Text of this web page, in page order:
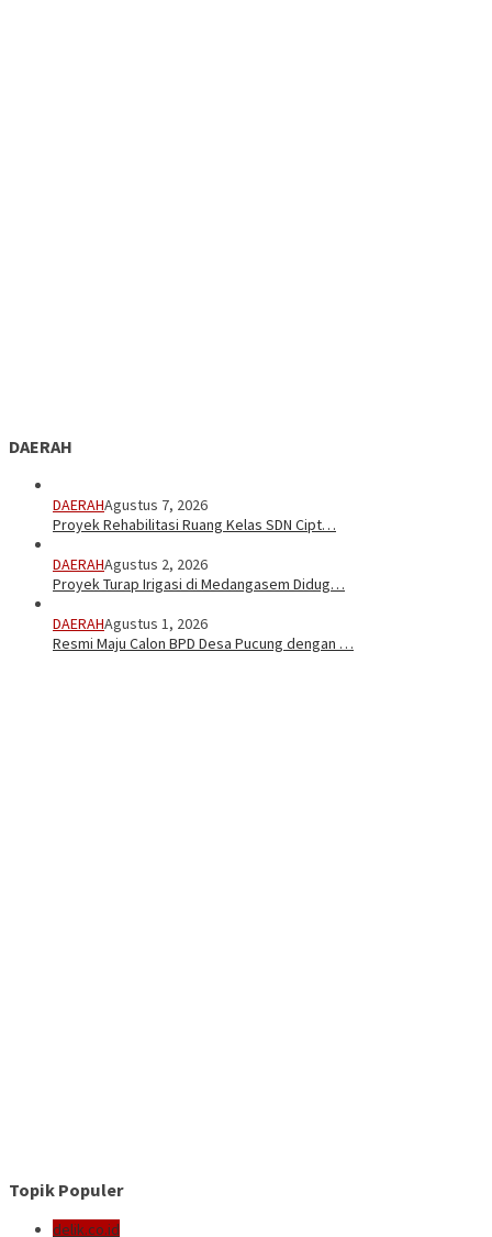
DAERAH
DAERAHAgustus 7, 2026
Proyek Rehabilitasi Ruang Kelas SDN Cipt…
DAERAHAgustus 2, 2026
Proyek Turap Irigasi di Medangasem Didug…
DAERAHAgustus 1, 2026
Resmi Maju Calon BPD Desa Pucung dengan …
Topik Populer
delik.co.id